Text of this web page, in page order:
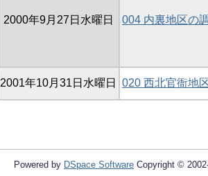
2000年9月27日水曜日 004 内裏地区の
2001年10月31日水曜日 020 西北官衙地
Powered by DSpace Software Copyright ©